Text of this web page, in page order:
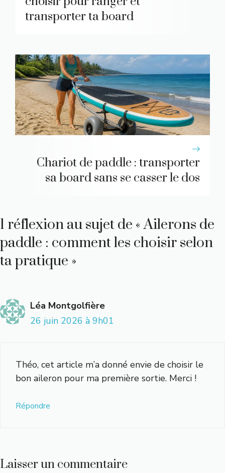
transporter ta board
Chariot de paddle : transporter
sa board sans se casser le dos
1 réflexion au sujet de « Ailerons de
paddle : comment les choisir selon
ta pratique »
Léa Montgolfière
26 juin 2026 à 9h01
Théo, cet article m’a donné envie de choisir le
bon aileron pour ma première sortie. Merci !
Répondre
Laisser un commentaire